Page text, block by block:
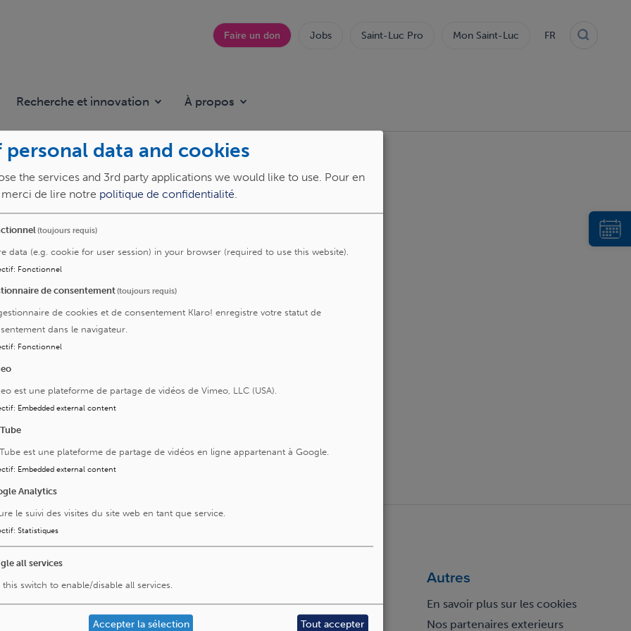
TopFaire un don Jobs Saint-Luc Pro Mon Saint-Luc FR
Recherche et innovation À propos
Visitez aussi
La Fondation Saint-Luc
L'Institut Roi Albert II
Autres
En savoir plus sur les cookies
Nos partenaires exterieurs
personal data and cookies
the services and 3rd party applications we would like to use. Pour en
merci de lire notre politique de confidentialité.
(toujours requis)
data (e.g. cookie for user session) in your browser (required to use this website).
: Fonctionnel
de consentement(toujours requis)
de cookies et de consentement Klaro! enregistre votre statut de
dans le navigateur.
: Fonctionnel
est une plateforme de partage de vidéos de Vimeo, LLC (USA).
: Embedded external content
est une plateforme de partage de vidéos en ligne appartenant à Google.
: Embedded external content
Analytics
le suivi des visites du site web en tant que service.
: Statistiques
all services
this switch to enable/disable all services.
Accepter la sélection Tout accepter